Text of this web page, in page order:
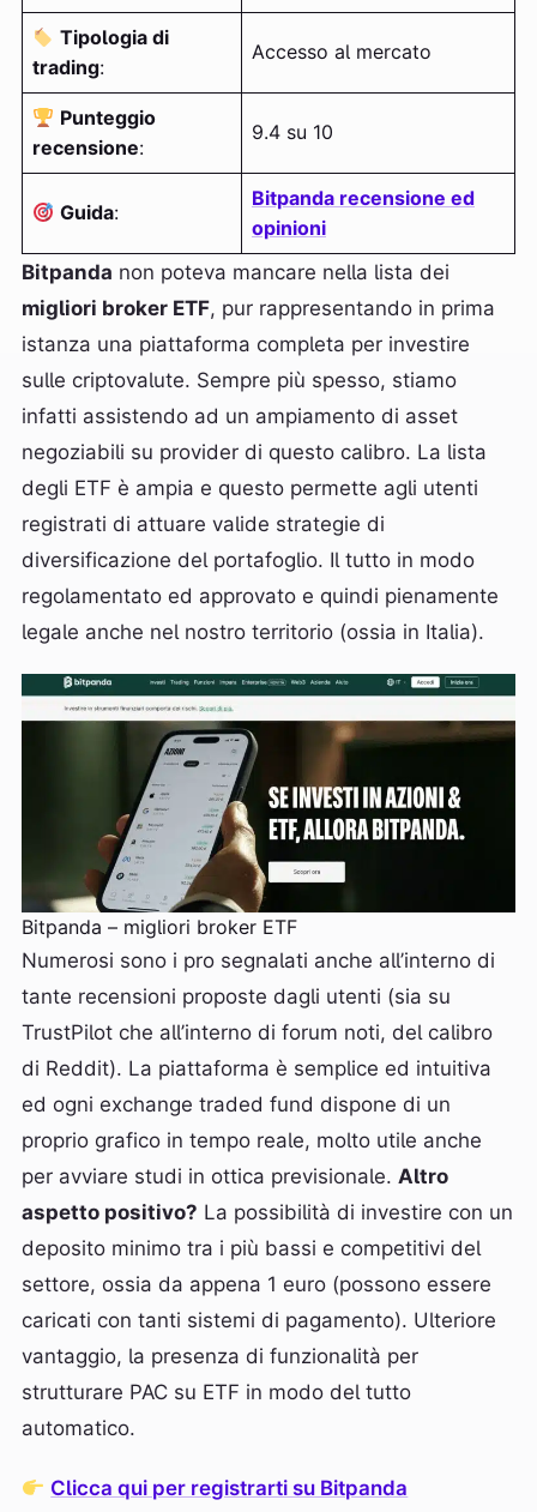
Tipologia di
trading:
Accesso al mercato
Punteggio
recensione:
9.4 su 10
Guida:
Bitpanda recensione ed
opinioni
Bitpanda non poteva mancare nella lista dei
migliori broker ETF, pur rappresentando in prima
istanza una piattaforma completa per investire
sulle criptovalute. Sempre più spesso, stiamo
infatti assistendo ad un ampiamento di asset
negoziabili su provider di questo calibro. La lista
degli ETF è ampia e questo permette agli utenti
registrati di attuare valide strategie di
diversificazione del portafoglio. Il tutto in modo
regolamentato ed approvato e quindi pienamente
legale anche nel nostro territorio (ossia in Italia).
Bitpanda – migliori broker ETF
Numerosi sono i pro segnalati anche all’interno di
tante recensioni proposte dagli utenti (sia su
TrustPilot che all’interno di forum noti, del calibro
di Reddit). La piattaforma è semplice ed intuitiva
ed ogni exchange traded fund dispone di un
proprio grafico in tempo reale, molto utile anche
per avviare studi in ottica previsionale. Altro
aspetto positivo? La possibilità di investire con un
deposito minimo tra i più bassi e competitivi del
settore, ossia da appena 1 euro (possono essere
caricati con tanti sistemi di pagamento). Ulteriore
vantaggio, la presenza di funzionalità per
strutturare PAC su ETF in modo del tutto
automatico.
Clicca qui per registrarti su Bitpanda